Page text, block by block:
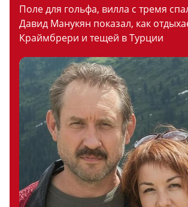
Поле для гольфа, вилла с тремя
Давид Манукян показал, как
Краймбрери и тещей в Турции